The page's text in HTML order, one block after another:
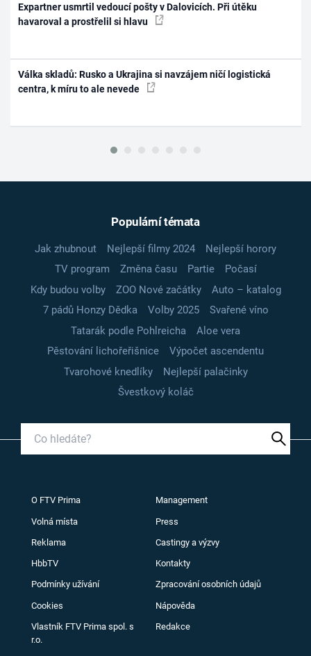
Expartner usmrtil vedoucí pošty v Dalovicích. Při útěku
havaroval a prostřelil si hlavu
Válka skladů: Rusko a Ukrajina si navzájem ničí logistická
centra, k míru to ale nevede
Populární témata
Jak zhubnout Nejlepší filmy 2024
Nejlepší horory
TV program
Změna času Partie
Počasí
Kdy budou volby
ZOO Nové začátky
Auto – katalog
7 pádů Honzy Dědka
Volby 2025
Svařené víno
Tatarák podle Pohlreicha
Aloe vera
Pěstování lichořeřišnice
Výpočet ascendentu
Tvarohové knedlíky
Nejlepší palačinky
Švestkový koláč
O FTV Prima Management
Volná místa Press
Reklama Castingy a výzvy
HbbTV Kontakty
Podmínky užívání Zpracování osobních údajů
Cookies Nápověda
Vlastník FTV Prima spol. s
r.o.
Redakce